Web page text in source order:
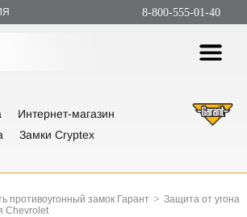
8-800-555-01-40
Интернет-магазин
Замки Cryptex
противоугонный замок Гарант > Защита от угона
Chevrolet